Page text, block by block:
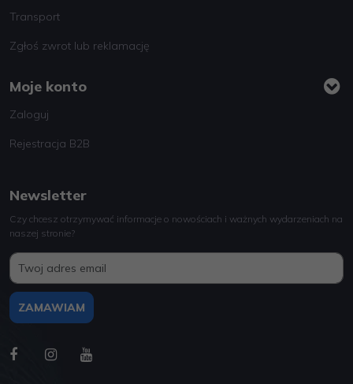
Transport
Zgłoś zwrot lub reklamację
Moje konto
Zaloguj
Rejestracja B2B
Newsletter
Czy chcesz otrzymywać informacje o nowościach i ważnych wydarzeniach na
naszej stronie?